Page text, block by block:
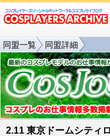
同盟一覧 同盟詳細
2.11 東京ドームシティ